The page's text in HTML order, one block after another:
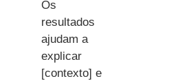
Os
resultados
ajudam a
explicar
[contexto] e